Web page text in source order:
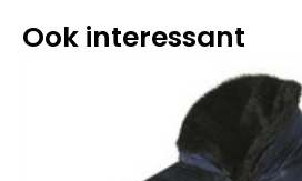
Ook interessant